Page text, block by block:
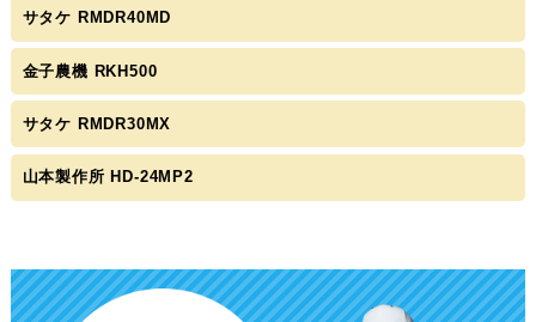
サタケ RMDR40MD
金子農機 RKH500
サタケ RMDR30MX
山本製作所 HD-24MP2